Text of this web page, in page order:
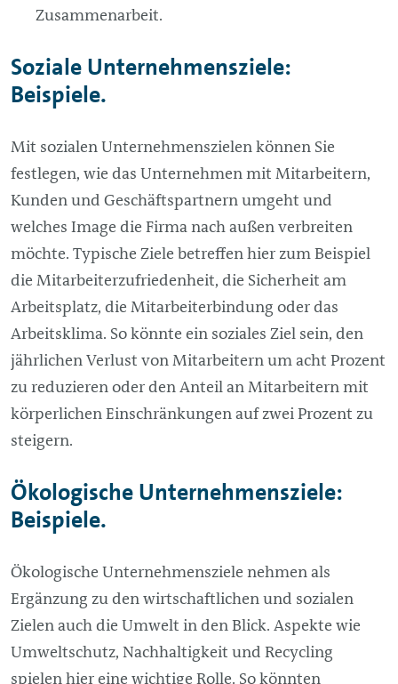
Zusammenarbeit.
Soziale Unternehmensziele:
Beispiele.
Mit sozialen Unternehmenszielen können Sie
festlegen, wie das Unternehmen mit Mitarbeitern,
Kunden und Geschäftspartnern umgeht und
welches Image die Firma nach außen verbreiten
möchte. Typische Ziele betreffen hier zum Beispiel
die Mitarbeiterzufriedenheit, die Sicherheit am
Arbeitsplatz, die Mitarbeiterbindung oder das
Arbeitsklima. So könnte ein soziales Ziel sein, den
jährlichen Verlust von Mitarbeitern um acht Prozent
zu reduzieren oder den Anteil an Mitarbeitern mit
körperlichen Einschränkungen auf zwei Prozent zu
steigern.
Ökologische Unternehmensziele:
Beispiele.
Ökologische Unternehmensziele nehmen als
Ergänzung zu den wirtschaftlichen und sozialen
Zielen auch die Umwelt in den Blick. Aspekte wie
Umweltschutz, Nachhaltigkeit und Recycling
spielen hier eine wichtige Rolle. So könnten